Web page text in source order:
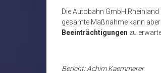
Die Autobahn GmbH Rheinland
gesamte Maßnahme kann
Beeinträchtigungen zu
Bericht: Achim Kaemmerer